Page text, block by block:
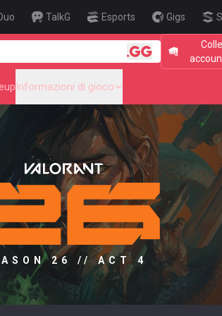
TalkG Esports Gigs
🎯
Informazioni di gioco
26 // ACT 4